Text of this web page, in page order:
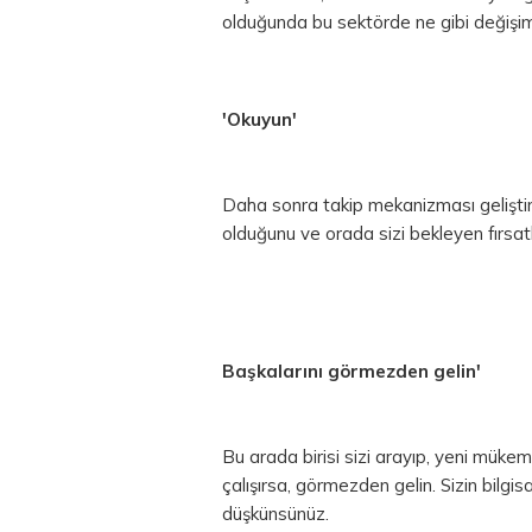
olduğunda bu sektörde ne gibi
'Okuyun'
Daha sonra takip mekanizması
olduğunu ve orada sizi bekleyen
Başkalarını görmezden gelin'
Bu arada birisi sizi arayıp, yeni
çalışırsa, görmezden gelin. Sizin
düşkünsünüz.